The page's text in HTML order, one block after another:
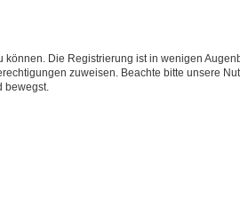
Die Registrierung ist in wenigen
zuweisen. Beachte bitte unsere
bewegst.